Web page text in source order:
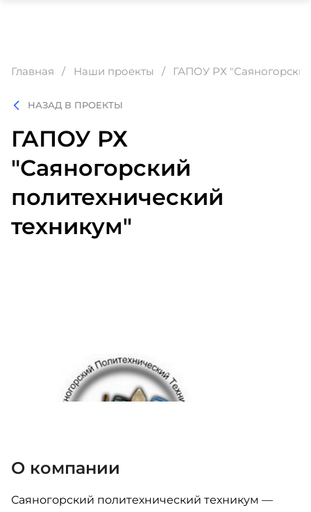
Главная Наши проекты ГАПОУ РХ
НАЗАД В ПРОЕКТЫ
ГАПОУ РХ
"Саяногорский
политехнический
техникум"
О компании
Саяногорский политехнический техникум —